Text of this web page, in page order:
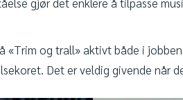
«Trim og trall» aktivt både i
Det er veldig givende når